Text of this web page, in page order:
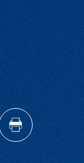
this page
a link to your
Print this page